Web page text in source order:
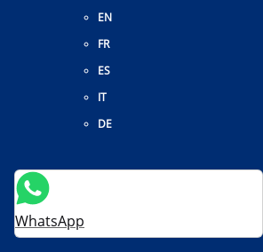
EN
FR
ES
IT
DE
WhatsApp